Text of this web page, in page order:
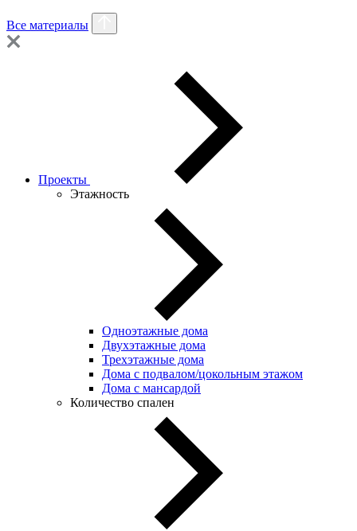
Все материалы
Проекты
Этажность
Одноэтажные дома
Двухэтажные дома
Трехэтажные дома
Дома с подвалом/цокольным этажом
Дома с мансардой
Количество спален